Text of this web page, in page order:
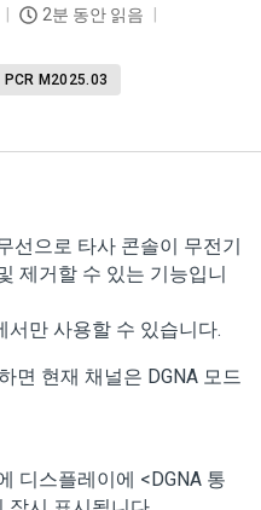
2분 동안 읽음
PCR M2025.03
선으로 타사 콘솔이 무전기
제거할 수 있는 기능입니
서만 사용할 수 있습니다.
면 현재 채널은 DGNA 모드
디스플레이에 <DGNA 통